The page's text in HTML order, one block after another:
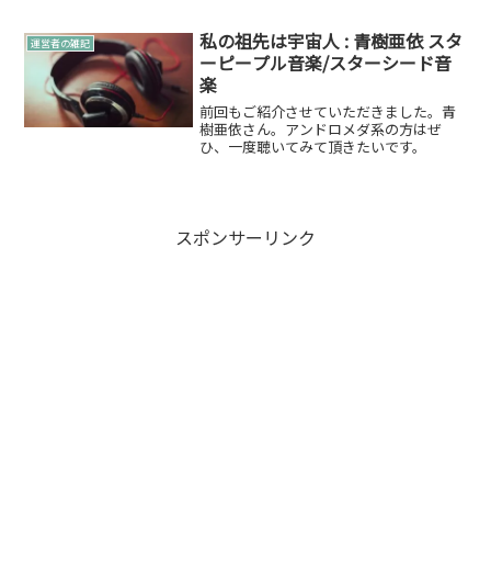
×）に遭遇したという記事を書きまし
た。あの時、「まさか自分...
運営者の雑記
私の祖先は宇宙人 : 青樹亜依 スタ
ーピープル音楽/スターシード音
楽
前回もご紹介させていただきました。青
樹亜依さん。アンドロメダ系の方はぜ
ひ、一度聴いてみて頂きたいです。
スポンサーリンク